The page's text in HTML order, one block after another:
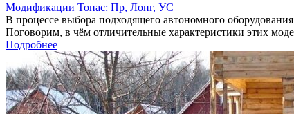
Модификации Топас: Пр, Лонг, УС
В процессе выбора подходящего автономного
Поговорим, в чём отличительные характеристики этих
Подробнее